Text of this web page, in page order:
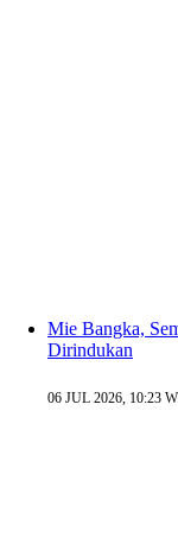
Mie Bangka,
Dirindukan
06 JUL 2026, 10:23